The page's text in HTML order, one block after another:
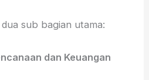
sub bagian utama:
dan Keuangan